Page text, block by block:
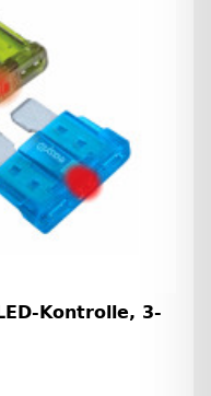
Kontrolle, 3-